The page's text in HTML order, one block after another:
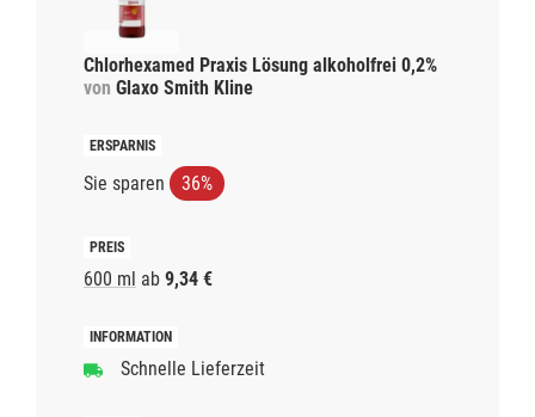
Chlorhexamed Praxis Lösung alkoholfrei 0,2%
von Glaxo Smith Kline
Sie sparen 36%
600 ml ab 9,34 €
Schnelle Lieferzeit